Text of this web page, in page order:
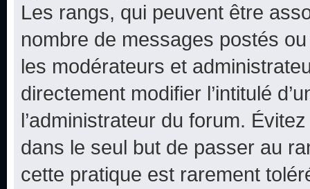
Les rangs, qui peuvent être
nombre de messages postés
les modérateurs et
directement modifier l’intitulé
l’administrateur du forum.
dans le seul but de passer au
cette pratique est rarement